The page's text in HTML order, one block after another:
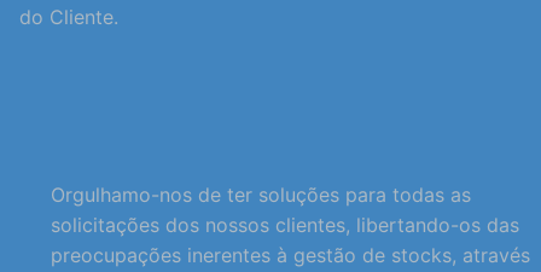
do Cliente.
Orgulhamo-nos de ter soluções para todas as
solicitações dos nossos clientes, libertando-os das
preocupações inerentes à gestão de stocks, através